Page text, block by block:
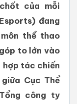
của mỗi
đang
thể thao
to lớn vào
hợp tác chiến
Cục Thể
công ty